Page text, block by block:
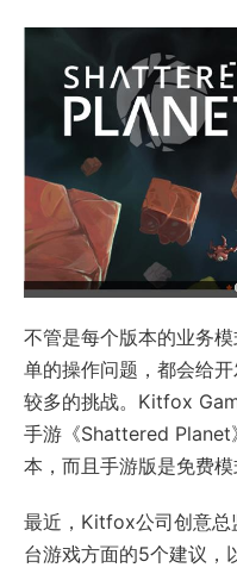
不管是每个版本的业务
单的操作问题，都会给
较多的挑战。Kitfox
手游《Shattered Planet
本，而且手游版是免费模
最近，Kitfox公司创意
台游戏方面的5个建议，